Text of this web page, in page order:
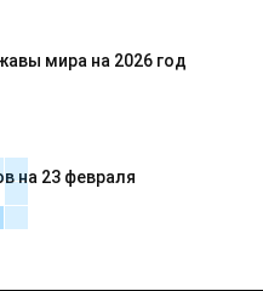
мира на 2026 год
на 23 февраля